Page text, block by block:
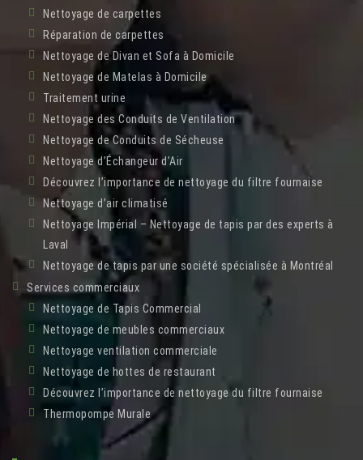
Nettoyage de carpettes
Réparation de carpettes
Nettoyage de Divan et Sofa à Domicile
Nettoyage de Matelas à Domicile
Traitement urine
Nettoyage des Conduits de Ventilation
Nettoyage de Conduits de Sécheuse
Nettoyage d’Échangeur d’Air
Découvrez l’importance de nettoyage du filtre fournaise
Nettoyage d’air climatisé
Nettoyage Impérial – Nettoyage de tapis par des experts à
Laval
Nettoyage de tapis par une société spécialisée à Montréal
Services commerciaux
Nettoyage de Tapis Commercial
Nettoyage de meubles commerciaux
Nettoyage ventilation commerciale
Nettoyage de hottes de restaurant
Découvrez l’importance de nettoyage du filtre fournaise
Thermopompe Murale